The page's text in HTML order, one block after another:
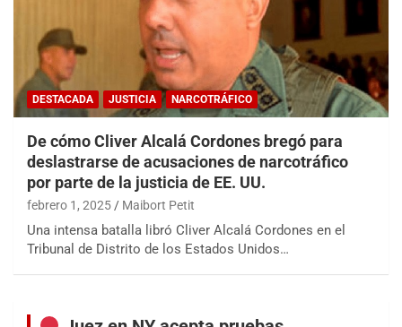
DESTACADA JUSTICIA NARCOTRÁFICO
De cómo Cliver Alcalá Cordones bregó para
deslastrarse de acusaciones de narcotráfico
por parte de la justicia de EE. UU.
febrero 1, 2025 Maibort Petit
Una intensa batalla libró Cliver Alcalá Cordones en el
Tribunal de Distrito de los Estados Unidos…